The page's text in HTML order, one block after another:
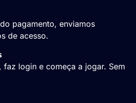
pagamento, enviamos
de acesso.
faz login e começa a jogar. Sem